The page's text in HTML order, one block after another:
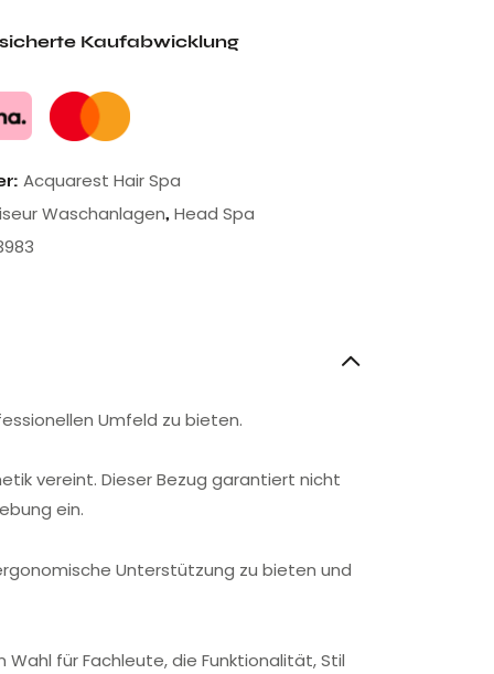
Kaufabwicklung
Acquarest Hair Spa
Waschanlagen, Head Spa
Umfeld zu bieten.
vereint. Dieser Bezug garantiert nicht
ein.
Unterstützung zu bieten und
für Fachleute, die Funktionalität, Stil